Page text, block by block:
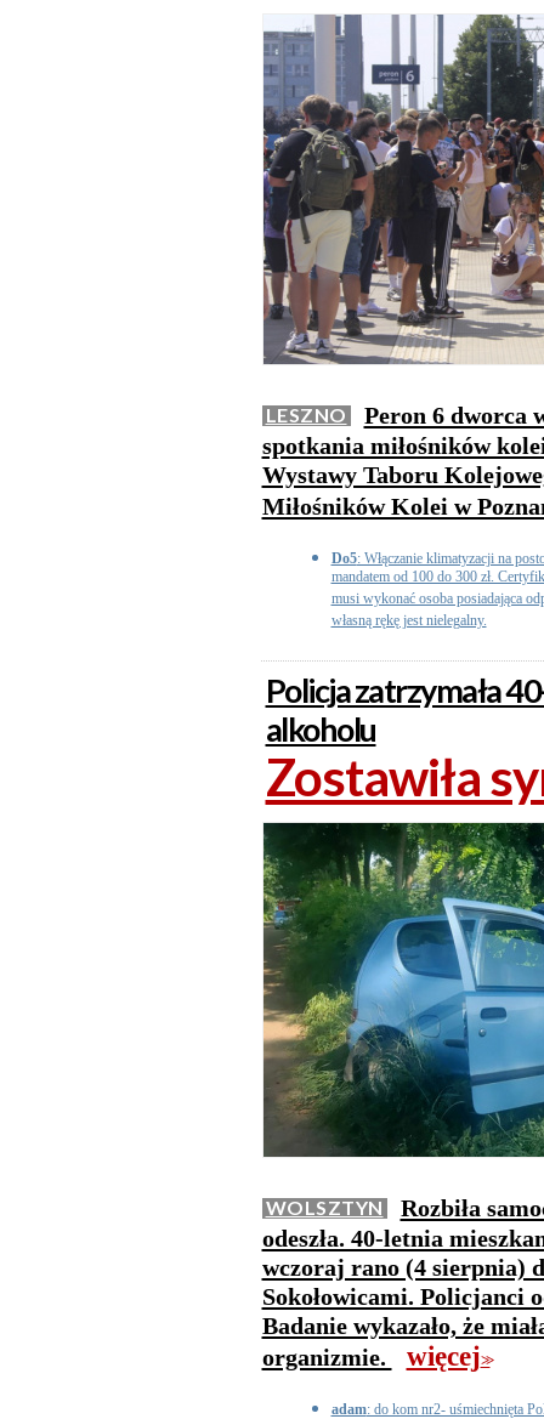
LESZNO
Peron 6 dworca
spotkania miłośników
Wystawy Taboru
Miłośników Kolei w
Do5: Włączanie klimatyzacji na
mandatem od 100 do 300 zł.
musi wykonać osoba posiadająca
własną rękę jest nielegalny.
Policja zatrzymała
alkoholu
Zostawiła
WOLSZTYN
Rozbiła
odeszła. 40-letnia
wczoraj rano (4 sierpnia)
Sokołowicami. Policjanci
Badanie wykazało, że
organizmie.
więcej>>
adam: do kom nr2- uśmiechnięta